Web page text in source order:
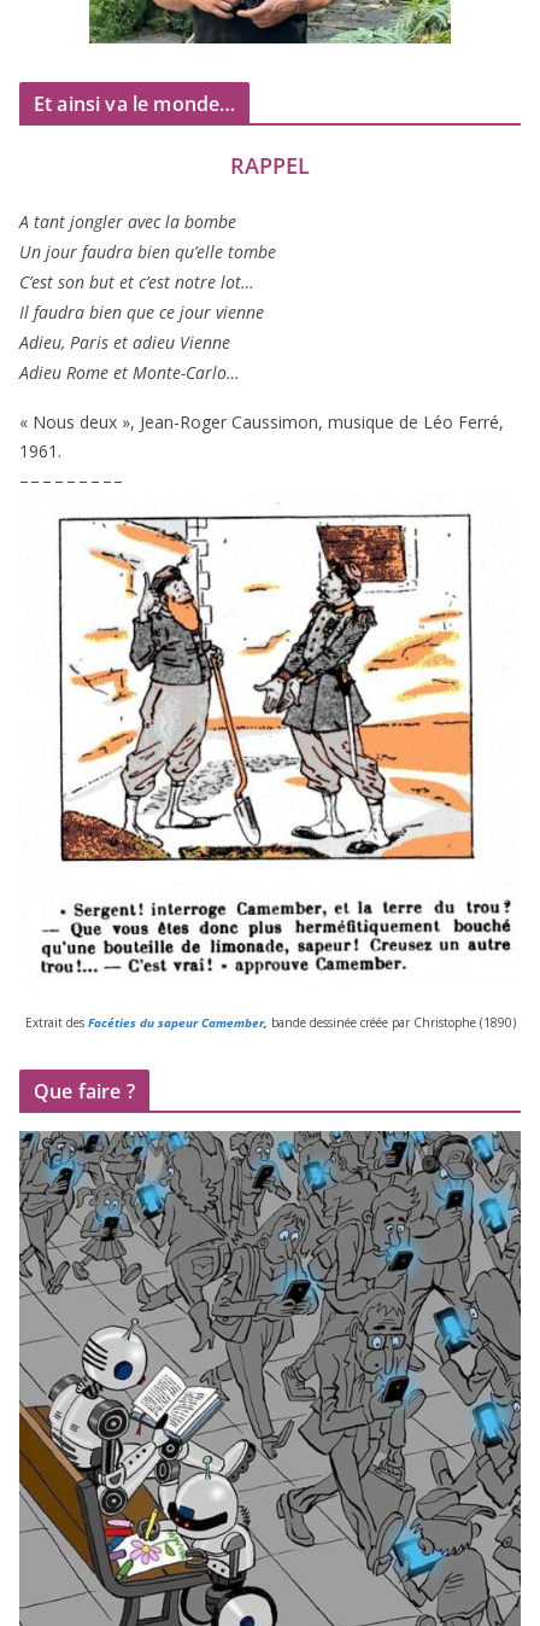
Et ainsi va le monde…
RAPPEL
A tant jon­gler avec la bombe
Un jour fau­dra bien qu’elle tombe
C’est son but et c’est notre lot…
Il fau­dra bien que ce jour vienne
Adieu, Paris et adieu Vienne
Adieu Rome et Monte-Carlo…
« Nous deux », Jean-Roger Caussimon, musique de Léo Ferré,
1961 .
– – – – – – – – –
Extrait desFacéties du sapeur Camember, bande des­si­née créée par Christophe (1890)
Que faire ?